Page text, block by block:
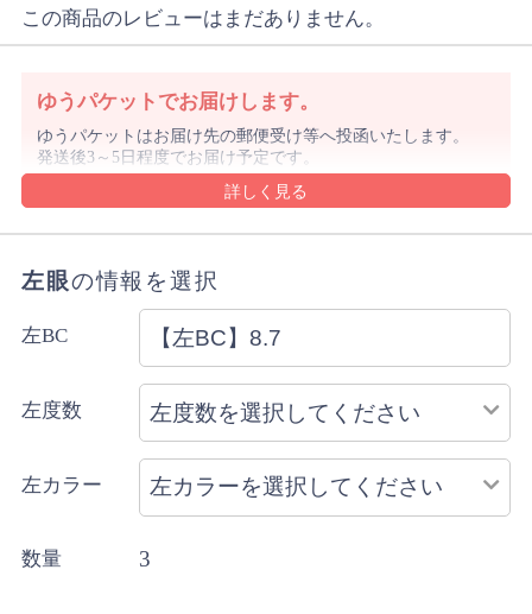
この商品のレビューはまだありません。
ゆうパケットでお届けします。
ゆうパケットはお届け先の郵便受け等へ投函いたします。
発送後3～5日程度でお届け予定です。
沖縄県や離島は1週間前後でのお届け予定となります。
ゆうパケットの規定のサイズを超える購入数の場合や代金
詳細・ご注意事項はご利用ガイドをご確認ください。
ご注文内容により上記と異なる場合があります。
配送方法のご指定はできません。
左眼の情報を選択
左BC
左度数
左カラー
数量 3